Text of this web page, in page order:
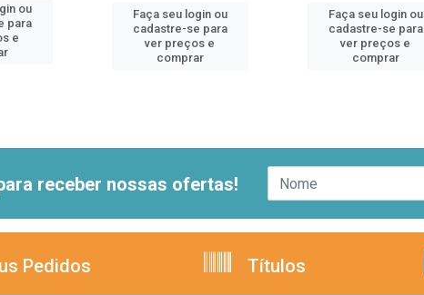
ou
para
e
Faça seu login ou
cadastre-se para
ver preços e
comprar
Faça seu login ou
cadastre-se para
ver preços e
comprar
receber nossas ofertas!
Pedidos Títulos